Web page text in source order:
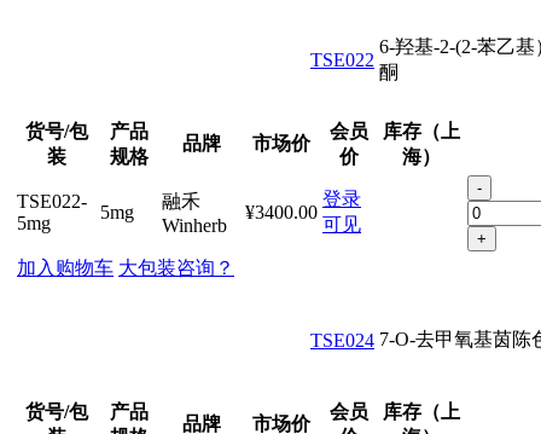
TSE022
6-羟基-2-(2-苯乙基
酮
货号/包
装
产品
规格
品牌 市场价
会员
价
库存（上
海）
TSE022-
5mg
5mg
融禾
Winherb
¥3400.00
登录
可见
-
+
加入购物车 大包装咨询？
TSE024 7-O-去甲氧基茵陈
货号/包
产品
品牌 市场价
会员
库存（上